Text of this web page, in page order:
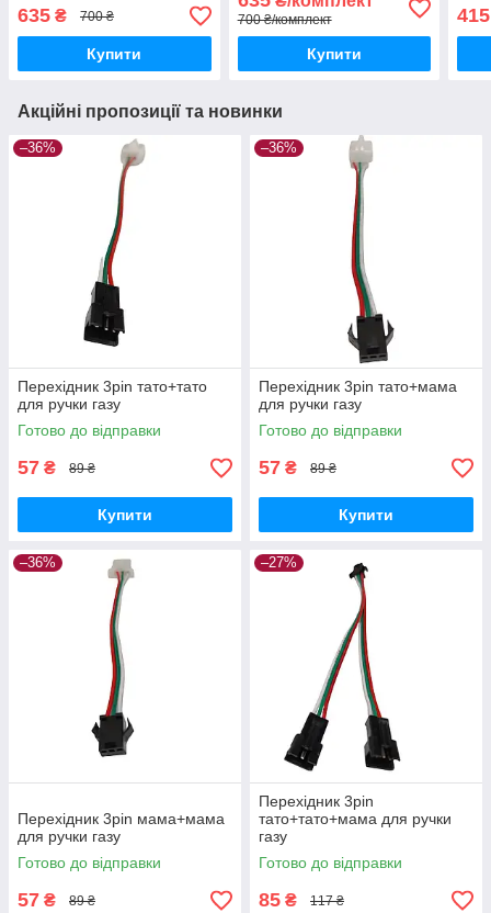
635 ₴ 700 ₴
Купити
700 ₴/комплект
Купити
415
Акційні пропозиції та новинки
–36%
Перехідник 3pin тато+тато
для ручки газу
Готово до відправки
57 ₴ 89 ₴
Купити
–36%
Перехідник 3pin тато+мама
для ручки газу
Готово до відправки
57 ₴ 89 ₴
Купити
–36%
Перехідник 3pin мама+мама
для ручки газу
Готово до відправки
57 ₴ 89 ₴
–27%
Перехідник 3pin
тато+тато+мама для ручки
газу
Готово до відправки
85 ₴ 117 ₴